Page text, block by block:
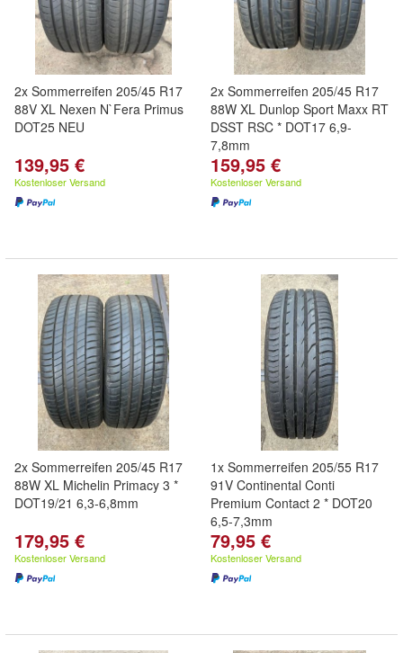
2x Sommerreifen 205/45 R17
88V XL Nexen N`Fera Primus
DOT25 NEU
139,95 €
Kostenloser Versand
2x Sommerreifen 205/45 R17
88W XL Dunlop Sport Maxx RT
DSST RSC * DOT17 6,9-
7,8mm
159,95 €
Kostenloser Versand
2x Sommerreifen 205/45 R17
88W XL Michelin Primacy 3 *
DOT19/21 6,3-6,8mm
179,95 €
Kostenloser Versand
1x Sommerreifen 205/55 R17
91V Continental Conti
Premium Contact 2 * DOT20
6,5-7,3mm
79,95 €
Kostenloser Versand